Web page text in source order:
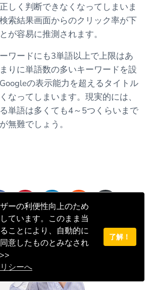
ーの利便性向上のため
ています。このまま当
ことにより、自動的に
意したものとみなされ
シーへ
了解！
しく判断できなくなってしまいま
索結果画面からのクリック率が下
が容易に推測されます。
ワードにも3単語以上で上限はあ
りに単語数の多いキーワードを設
の表示能力を超えるタイトル
なってしまいます。現実的には、
単語は多くても4～5つくらいまで
無難でしょう。
S
h
a
r
e
o
n
S
h
a
r
o
n
S
h
a
r
n
S
h
a
r
n
a
r
i